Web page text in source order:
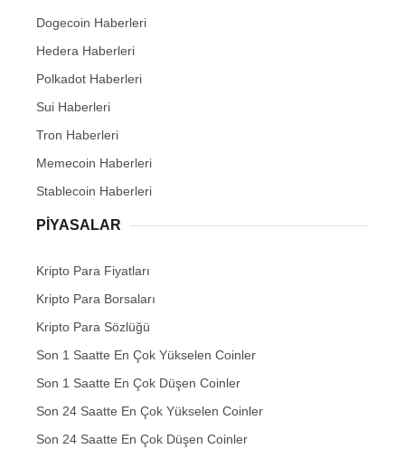
Dogecoin Haberleri
Hedera Haberleri
Polkadot Haberleri
Sui Haberleri
Tron Haberleri
Memecoin Haberleri
Stablecoin Haberleri
PIYASALAR
Kripto Para Fiyatları
Kripto Para Borsaları
Kripto Para Sözlüğü
Son 1 Saatte En Çok Yükselen Coinler
Son 1 Saatte En Çok Düşen Coinler
Son 24 Saatte En Çok Yükselen Coinler
Son 24 Saatte En Çok Düşen Coinler